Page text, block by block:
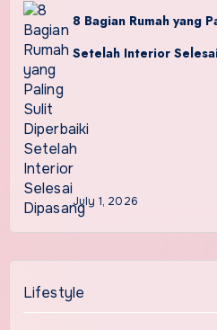
8 Bagian Rumah yang
Setelah Interior
July 1, 2026
Lifestyle